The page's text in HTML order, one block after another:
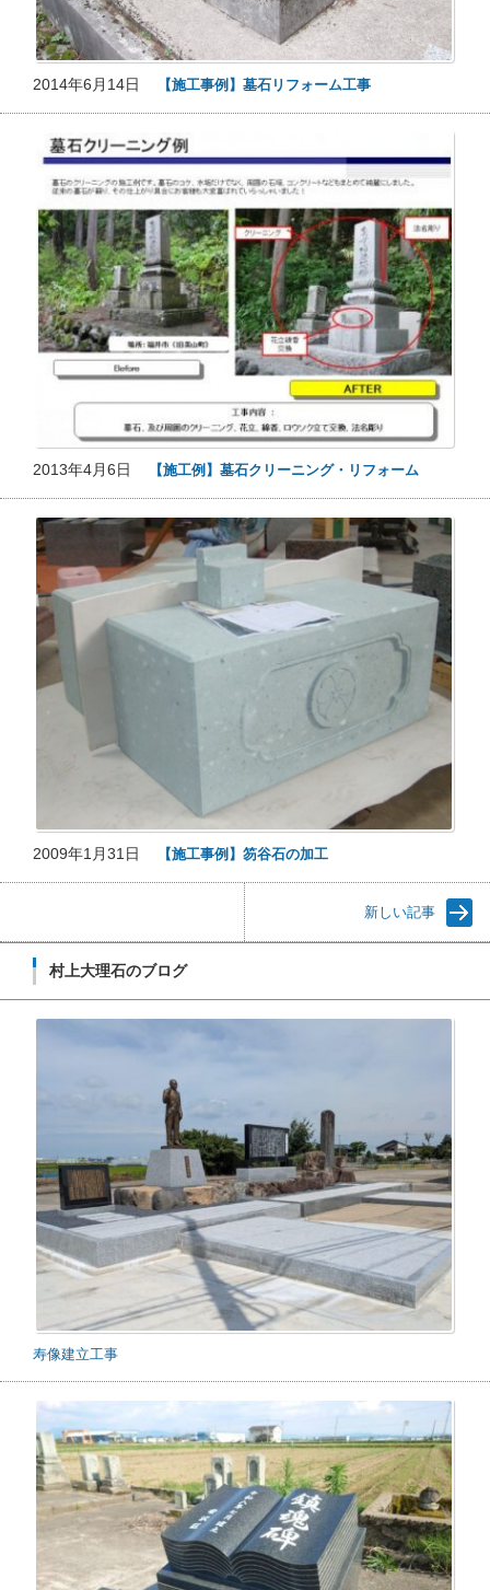
2014年6月14日 【施工事例】墓石リフォーム工事
2013年4月6日 【施工例】墓石クリーニング・リフォーム
2009年1月31日 【施工事例】笏谷石の加工
新しい記事
村上大理石のブログ
寿像建立工事